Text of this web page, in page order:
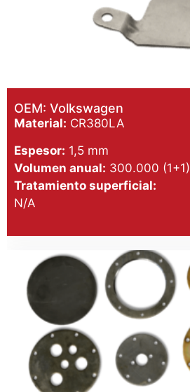
OEM: Volkswagen
Material: CR380LA
Espesor: 1,5 mm
Volumen anual: 300.000 (1+1)
Tratamiento superficial:
N/A